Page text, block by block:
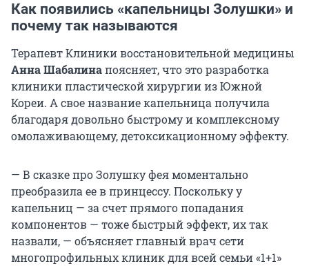
Как появились «капельницы Золушки» и
почему так называются
Терапевт Клиники восстановительной медицины
Анна Шабалинапоясняет, что это разработка
клиники пластической хирургии из Южной
Кореи. А свое название капельница получила
благодаря довольно быстрому и комплексному
омолаживающему, детоксикационному эффекту.
— В сказке про Золушку фея моментально
преобразила ее в принцессу. Поскольку у
капельниц — за счет прямого попадания
компонентов — тоже быстрый эффект, их так
назвали, — объясняет главный врач сети
многопрофильных клиник для всей семьи «1+1»